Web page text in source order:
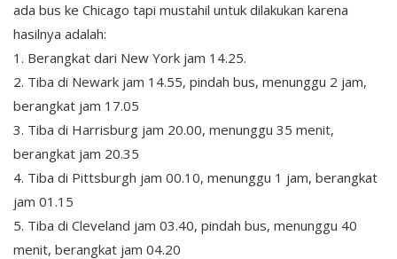
ada bus ke Chicago tapi mustahil untuk dilakukan karena
hasilnya adalah:
1. Berangkat dari New York jam 14.25.
2. Tiba di Newark jam 14.55, pindah bus, menunggu 2 jam,
berangkat jam 17.05
3. Tiba di Harrisburg jam 20.00, menunggu 35 menit,
berangkat jam 20.35
4. Tiba di Pittsburgh jam 00.10, menunggu 1 jam, berangkat
jam 01.15
5. Tiba di Cleveland jam 03.40, pindah bus, menunggu 40
menit, berangkat jam 04.20